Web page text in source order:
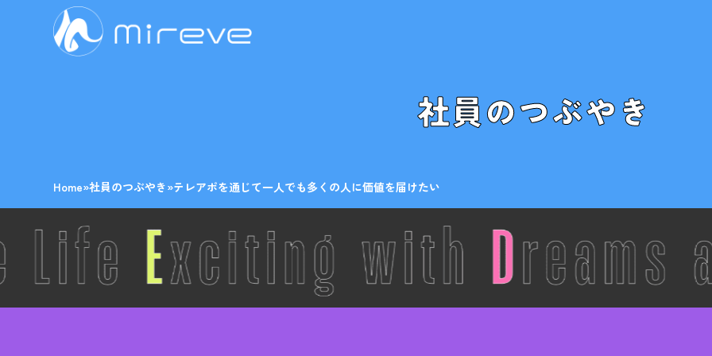
社員のつぶやき
Home»社員のつぶやき»テレアポを通じて一人でも多くの人に価値を届けたい